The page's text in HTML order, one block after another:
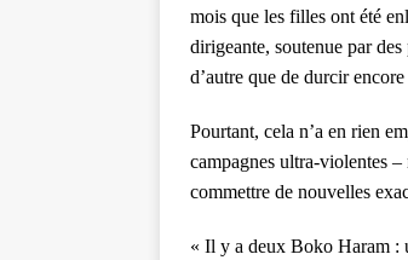
mois que les filles ont été
dirigeante, soutenue par
d’autre que de durcir
Pourtant, cela n’a en rien
campagnes ultra-violentes
commettre de nouvelles
« Il y a deux Boko Haram :